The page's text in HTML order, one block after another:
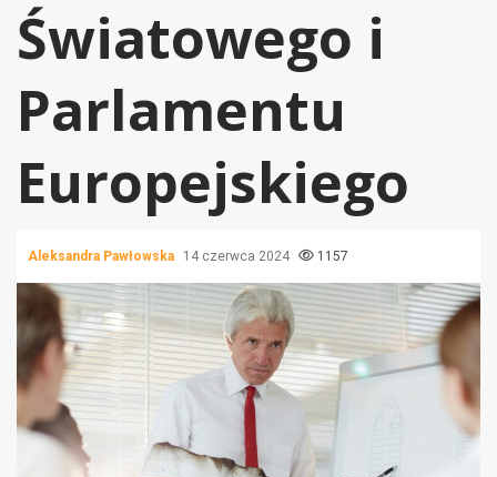
Światowego i
Parlamentu
Europejskiego
Aleksandra Pawłowska 14 czerwca 2024 1157